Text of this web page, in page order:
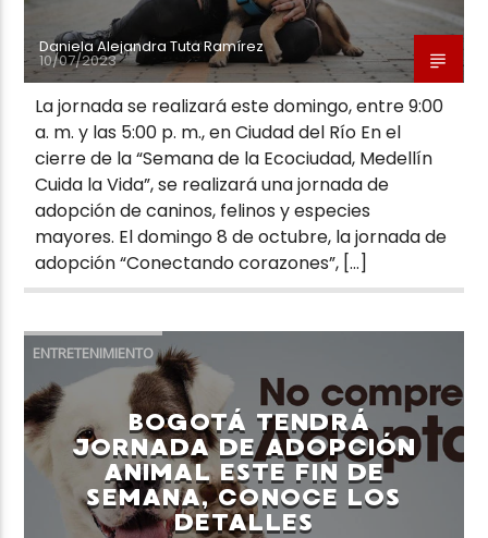
Daniela Alejandra Tuta Ramírez
10/07/2023
La jornada se realizará este domingo, entre 9:00
a. m. y las 5:00 p. m., en Ciudad del Río En el
cierre de la “Semana de la Ecociudad, Medellín
Cuida la Vida”, se realizará una jornada de
adopción de caninos, felinos y especies
mayores. El domingo 8 de octubre, la jornada de
adopción “Conectando corazones”, […]
ENTRETENIMIENTO
BOGOTÁ TENDRÁ
JORNADA DE ADOPCIÓN
ANIMAL ESTE FIN DE
SEMANA, CONOCE LOS
DETALLES